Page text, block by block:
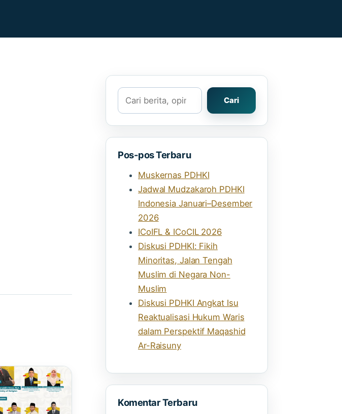
Cari
Cari
Pos-pos Terbaru
Muskernas PDHKI
Jadwal Mudzakaroh PDHKI
Indonesia Januari–Desember
2026
ICoIFL & ICoCIL 2026
Diskusi PDHKI: Fikih
Minoritas, Jalan Tengah
Muslim di Negara Non-
Muslim
Diskusi PDHKI Angkat Isu
Reaktualisasi Hukum Waris
dalam Perspektif Maqashid
Ar-Raisuny
Komentar Terbaru